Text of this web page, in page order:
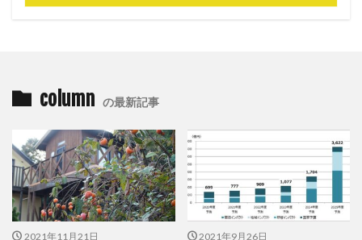
column の最新記事
2021年11月21日 2021年9月26日